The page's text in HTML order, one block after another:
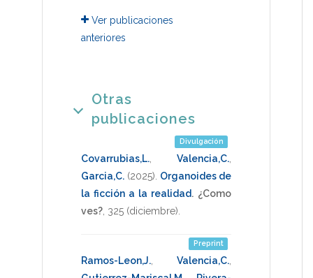
Ver publicaciones
anteriores
Otras
publicaciones
Divulgación
Covarrubias,L. Valencia,C.
Garcia,C. (2025) Organoides de
la ficción a la realidad. ¿Como
ves? 325 (diciembre).
Preprint
Ramos-Leon,J. Valencia,C.